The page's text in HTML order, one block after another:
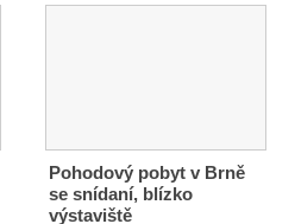
Pohodový pobyt v Brně
se snídaní, blízko
výstaviště